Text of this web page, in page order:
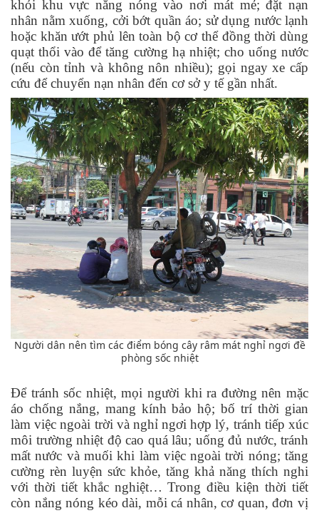
khỏi khu vực nắng nóng vào nơi mát mẻ; đặt nạn
nhân nằm xuống, cởi bớt quần áo; sử dụng nước lạnh
hoặc khăn ướt phủ lên toàn bộ cơ thể đồng thời dùng
quạt thổi vào để tăng cường hạ nhiệt; cho uống nước
(nếu còn tỉnh và không nôn nhiều); gọi ngay xe cấp
cứu để chuyển nạn nhân đến cơ sở y tế gần nhất.
Người dân nên tìm các điểm bóng cây râm mát nghỉ ngơi đề
phòng sốc nhiệt
Để tránh sốc nhiệt, mọi người khi ra đường nên mặc
áo chống nắng, mang kính bảo hộ; bố trí thời gian
làm việc ngoài trời và nghỉ ngơi hợp lý, tránh tiếp xúc
môi trường nhiệt độ cao quá lâu; uống đủ nước, tránh
mất nước và muối khi làm việc ngoài trời nóng; tăng
cường rèn luyện sức khỏe, tăng khả năng thích nghi
với thời tiết khắc nghiệt… Trong điều kiện thời tiết
còn nắng nóng kéo dài, mỗi cá nhân, cơ quan, đơn vị